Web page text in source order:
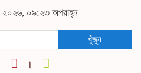
২০২৬, ০৯:২৩ অপরাহ্ন
খুঁজুন